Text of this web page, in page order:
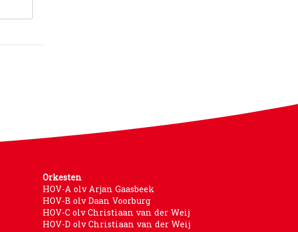
Orkesten
HOV-A olv Arjan Gaasbeek
HOV-B olv Daan Voorburg
HOV-C olv Christiaan van der Weij
HOV-D olv Christiaan van der Weij